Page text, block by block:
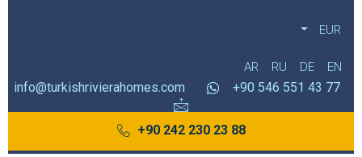
EUR
EN
DE
RU
AR
77 43 551 546 90+
info@turkishrivierahomes.com
88 23 230 242 90+